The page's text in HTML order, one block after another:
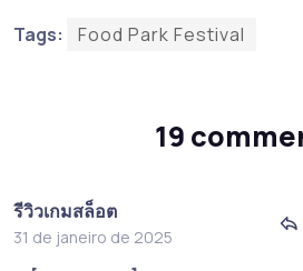
Tags: Food Park Festival
19
รีวิวเกมสล็อต
31 de janeiro de 2025